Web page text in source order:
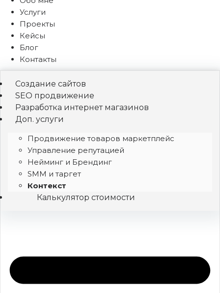
Услуги
Проекты
Кейсы
Блог
Контакты
Создание сайтов
SEO продвижение
Разработка интернет магазинов
Доп. услуги
Продвижение товаров маркетплейс
Управление репутацией
Нейминг и Брендинг
SMM и таргет
Контекст
Калькулятор стоимости